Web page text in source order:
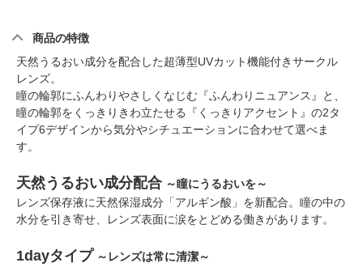
商品の特徴
天然うるおい成分を配合した超薄型UVカット機能付きサークル
レンズ。
瞳の輪郭にふんわりやさしくなじむ『ふんわりニュアンス』と、
瞳の輪郭をくっきりきわ立たせる『くっきりアクセント』の2タ
イプ6デザインから気分やシチュエーションに合わせて選べま
す。
天然うるおい成分配合 ～瞳にうるおいを～
レンズ保存液に天然保湿成分「アルギン酸」を新配合。瞳の中の
水分を引き寄せ、レンズ表面に涙をとどめる働きがあります。
1dayタイプ ～レンズは常に清潔～